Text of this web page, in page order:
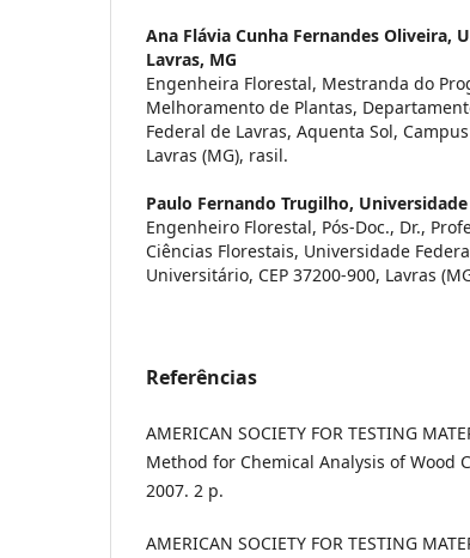
Ana Flávia Cunha Fernandes Oliveira,
Lavras, MG
Engenheira Florestal, Mestranda do
Melhoramento de Plantas,
Federal de Lavras, Aquenta Sol,
Lavras (MG), rasil.
Paulo Fernando Trugilho,
Engenheiro Florestal, Pós-Doc., Dr.,
Ciências Florestais, Universidade
Universitário, CEP 37200-900, Lavras
Referências
AMERICAN SOCIETY FOR TESTING
Method for Chemical Analysis of Wood
2007. 2 p.
AMERICAN SOCIETY FOR TESTING